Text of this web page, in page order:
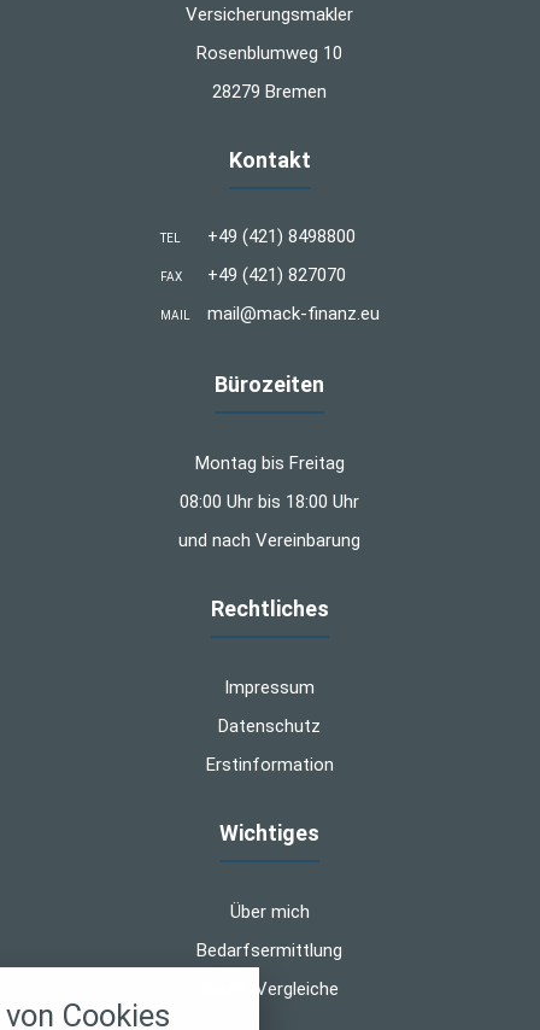
Versicherungsmakler
Rosenblumweg 10
28279 Bremen
Kontakt
TEL +49 (421) 8498800
FAX +49 (421) 827070
MAIL mail@mack-finanz.eu
Bürozeiten
Montag bis Freitag
08:00 Uhr bis 18:00 Uhr
und nach Vereinbarung
Rechtliches
Impressum
Datenschutz
Erstinformation
Wichtiges
Über mich
Bedarfsermittlung
Online-Vergleiche
Cookies
alle verwendeten Cookies und